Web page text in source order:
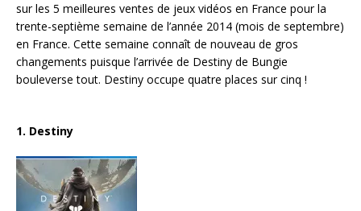
sur les 5 meilleures ventes de jeux vidéos en France pour la
trente-septième semaine de l’année 2014 (mois de septembre)
en France. Cette semaine connaît de nouveau de gros
changements puisque l’arrivée de Destiny de Bungie
bouleverse tout. Destiny occupe quatre places sur cinq !
1. Destiny